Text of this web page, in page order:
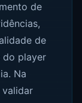
de
de
do player
Na